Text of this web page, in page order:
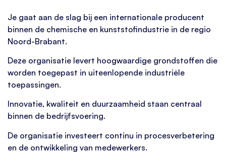
Je gaat aan de slag bij een internationale producent
binnen de chemische en kunststofindustrie in de regio
Noord-Brabant.
Deze organisatie levert hoogwaardige grondstoffen die
worden toegepast in uiteenlopende industriële
toepassingen.
Innovatie, kwaliteit en duurzaamheid staan centraal
binnen de bedrijfsvoering.
De organisatie investeert continu in procesverbetering
en de ontwikkeling van medewerkers.